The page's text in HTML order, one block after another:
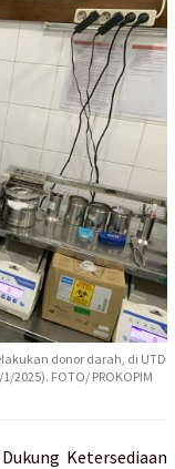
donor darah, di UTD
2025). FOTO/ PROKOPIM
Dukung Ketersediaan